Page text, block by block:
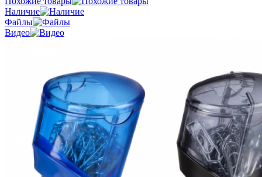
Наличие
Файлы
Видео